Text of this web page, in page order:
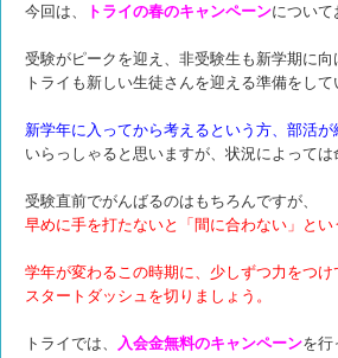
今回は、 トライの春のキャンペーンについて
受験がピークを迎え、非受験生も新学期に
トライも新しい生徒さんを迎える準備をして
新学年に入ってから考えるという方、部活
いらっしゃると思いますが、 状況によっては
受験直前でがんばるのはもちろんですが、
早めに手を打たないと
「間に合わない」と
学年が変わるこの時期に、少しずつ力をつ
スタートダッシュを切りましょう。
トライでは、 入会金無料のキャンペーンを行